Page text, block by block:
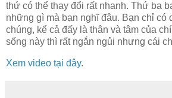
thứ có thể thay đổi rất nhanh. Thứ ba
những gì mà bạn nghĩ đâu. Bạn chỉ có
chúng, kể cả đấy là thân và tâm của
sống này thì rất ngắn ngủi nhưng cái
Xem video tại đây.